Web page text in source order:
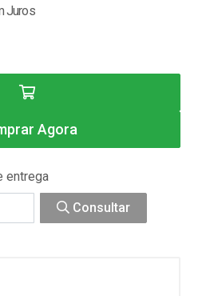
Juros
Agora
entrega
Consultar